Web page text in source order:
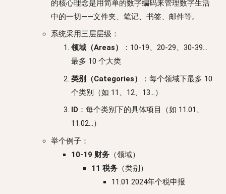
的核心理念是用简单的数字编码来管理数字生活
中的一切——文件夹、笔记、书签、邮件等。
系统采用三层层级：
领域（Areas）
：10-19、20-29、30-39…
最多 10 个大类
类别（Categories）
：每个领域下最多 10
个类别（如 11、12、13…）
ID ：每个类别下的具体项目（如 11.01、
11.02…）
举个例子：
10-19 财务 （领域）
11 税务 （类别）
11.01 2024年个税申报